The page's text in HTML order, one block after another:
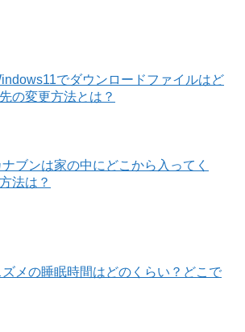
でダウンロードファイルはど
の変更方法とは？
ナブンは家の中にどこから入ってく
法は？
ズメの睡眠時間はどのくらい？どこで